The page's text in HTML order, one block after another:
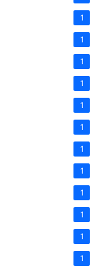
1
1
1
1
1
1
1
1
1
1
1
1